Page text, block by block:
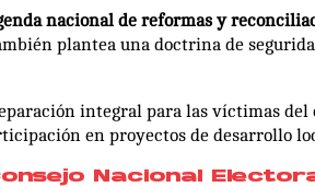
nacional de reformas y
plantea una doctrina de
integral para las víctimas
en proyectos de desarrollo
Nacional